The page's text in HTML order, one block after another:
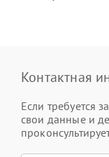
Контактная
Если требуется
свои данные и